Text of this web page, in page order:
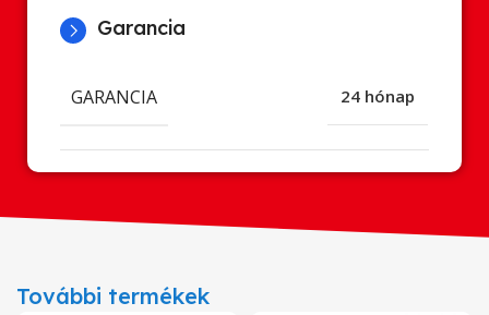
Garancia
GARANCIA 24 hónap
További termékek